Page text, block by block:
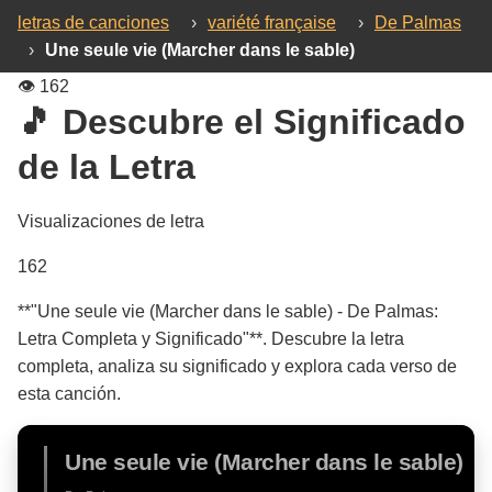
letras de canciones › variété française ›
De Palmas
›
Une seule vie (Marcher dans le sable)
👁️ 162
🎵 Descubre el Significado
de la Letra
Visualizaciones de letra
162
**"Une seule vie (Marcher dans le sable) - De Palmas:
Letra Completa y Significado"**. Descubre la letra
completa, analiza su significado y explora cada verso de
esta canción.
Une seule vie (Marcher dans le sable)